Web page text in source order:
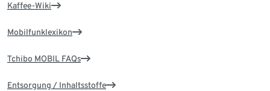
Kaffee-Wiki
Mobilfunklexikon
Tchibo MOBIL FAQs
Entsorgung / Inhaltsstoffe